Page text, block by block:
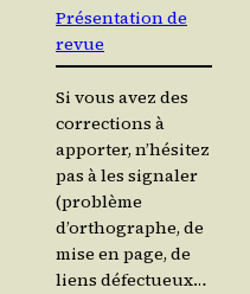
Présentation de
revue
Si vous avez des
corrections à
apporter, n’hésitez
pas à les signaler
(problème
d’orthographe, de
mise en page, de
liens défectueux…